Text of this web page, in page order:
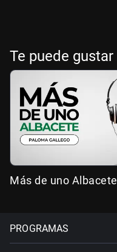
Te puede gustar
Más de uno Albacete
PROGRAMAS